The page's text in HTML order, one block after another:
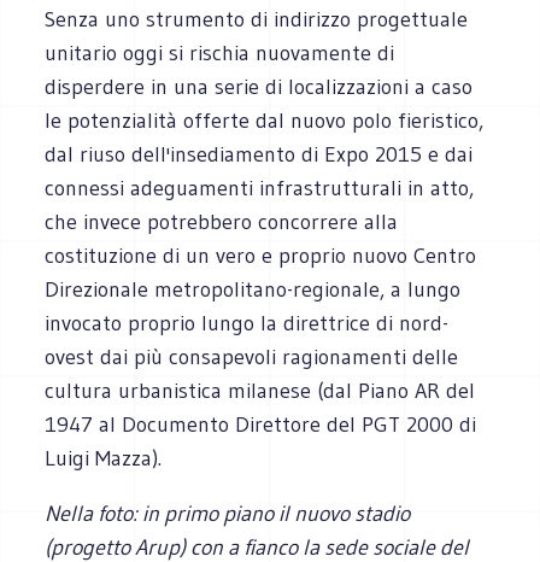
Senza uno strumento di indirizzo progettuale
unitario oggi si rischia nuovamente di
disperdere in una serie di localizzazioni a caso
le potenzialità offerte dal nuovo polo fieristico,
dal riuso dell'insediamento di Expo 2015 e dai
connessi adeguamenti infrastrutturali in atto,
che invece potrebbero concorrere alla
costituzione di un vero e proprio nuovo Centro
Direzionale metropolitano-regionale, a lungo
invocato proprio lungo la direttrice di nord-
ovest dai più consapevoli ragionamenti delle
cultura urbanistica milanese (dal Piano AR del
1947 al Documento Direttore del PGT 2000 di
Luigi Mazza).
Nella foto: in primo piano il nuovo stadio
(progetto Arup) con a fianco la sede sociale del